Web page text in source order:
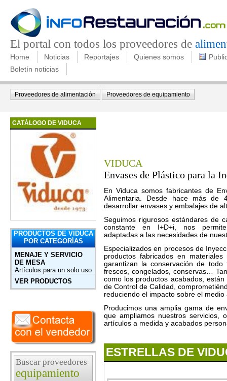
El portal con todos los proveedores de
Home Noticias Reportajes Quienes somos
Boletín noticias
Proveedores de alimentación Proveedores de equipamiento
CATÁLOGO DE VIDUCA
PRODUCTOS DE VIDUCA
POR CATEGORÍAS
MENAJE Y SERVICIO
DE MESA
Artículos para un solo uso
VER PRODUCTOS
Buscar proveedores
equipamiento
VIDUCA
Envases de Plástico para la
En Viduca somos fabricantes de
Alimentaria. Desde hace más de
desarrollar envases y embalajes de
Seguimos rigurosos estándares de
constante en I+D+i, nos
adaptadas a las necesidades de
Especializados en procesos de
productos fabricados en
garantizan la conservación de todo
frescos, congelados, conservas…
como los productos acabados,
de Control de Calidad,
reduciendo el impacto sobre el medio
Producimos una amplia gama de
que ampliamos nuestros servicios,
artículos a medida y acabados
ESTRELLAS DE